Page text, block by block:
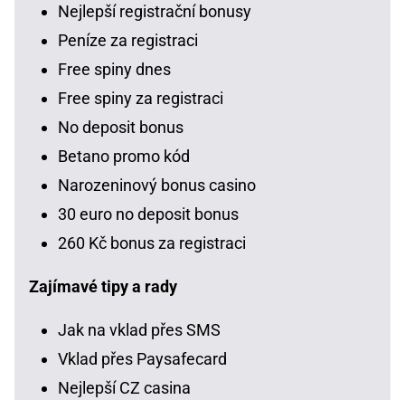
Nejlepší registrační bonusy
Peníze za registraci
Free spiny dnes
Free spiny za registraci
No deposit bonus
Betano promo kód
Narozeninový bonus casino
30 euro no deposit bonus
260 Kč bonus za registraci
Zajímavé tipy a rady
Jak na vklad přes SMS
Vklad přes Paysafecard
Nejlepší CZ casina